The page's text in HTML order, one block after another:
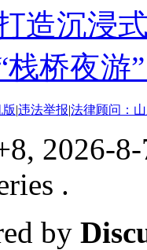
造沉浸
栈桥夜游
|违法举报|法律顾问：
2026-
.
by